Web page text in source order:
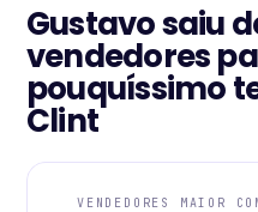
Gustavo saiu
vendedores
pouquíssimo
Clint
VENDEDORES MAIOR